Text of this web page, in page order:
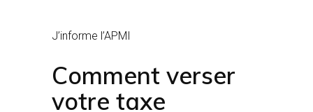
J’informe l’APMI
Comment verser
votre taxe